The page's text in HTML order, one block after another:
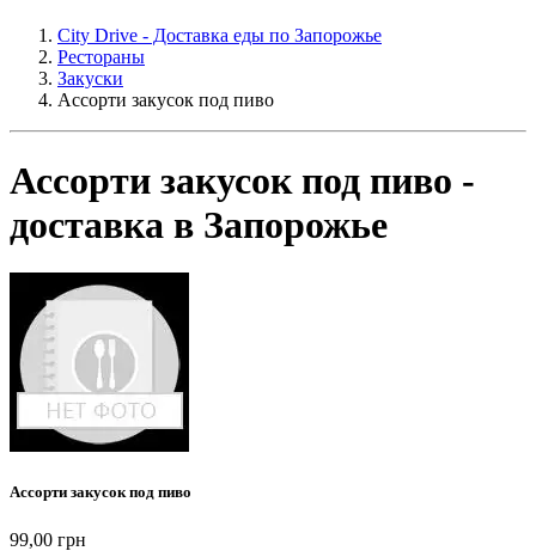
City Drive - Доставка еды по Запорожье
Рестораны
Закуски
Ассорти закусок под пиво
Ассорти закусок под пиво -
доставка в Запорожье
Ассорти закусок под пиво
99,00 грн